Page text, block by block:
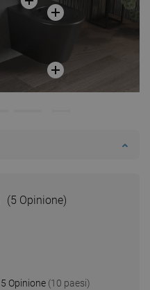
(5 Opinione)
Opinione (10 paesi)